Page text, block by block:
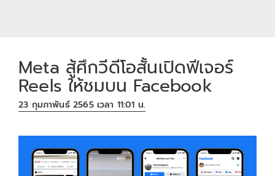
Meta สู้ศึกวีดีโอสั้นเปิดฟีเจอร์
Reels ให้ชมบน Facebook
23 กุมภาพันธ์ 2565 เวลา 11:01 น.